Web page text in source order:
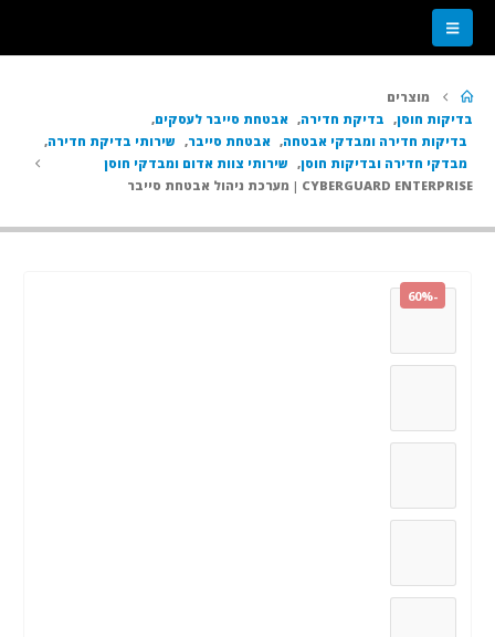
מוצרים
בדיקות חוסן, בדיקת חדירה, אבטחת סייבר לעסקים,
בדיקות חדירה ומבדקי אבטחה, אבטחת סייבר, שירותי בדיקת חדירה,
מבדקי חדירה ובדיקות חוסן, שירותי צוות אדום ומבדקי חוסן
CYBERGUARD ENTERPRISE | מערכת ניהול אבטחת סייבר
-60%